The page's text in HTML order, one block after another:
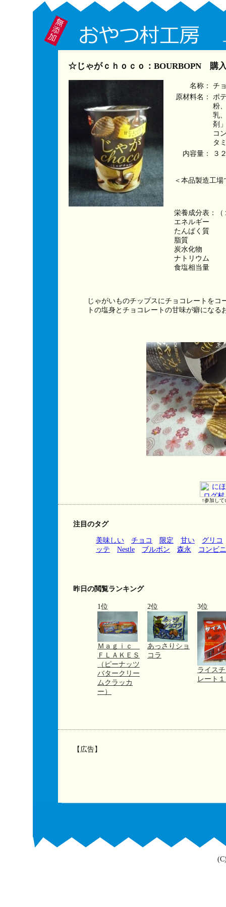
☆じゃがｃｈｏｃｏ：BOURBOPN 購
名称：
チ
原材料名：
ポ
粉
乳
剤
コ
タ
内容量：
３
＜本品製造工
栄養成分表：（
エネルギー　
たんぱく質　　
脂質　　　　
炭水化物　　　
ナトリウム　　
食塩相当量　　
じゃがいものチップスにチョコレートをコ
トの塩身とチョコレートの甘味が癖になる
↑参加して
注目のタグ
美味しい チョコ 限定 甘い
グリコ
ッテ
Nestle ブルボン 森永 コンビニ
昨日の閲覧ランキング
1位
Ｍａｇｉｃ
ＦＬＡＫＥＳ
（ピーナッツ
バタークリー
ムクラッカ
ー）
2位
あっさりショ
コラ
3位
ライス
レート
【広告】